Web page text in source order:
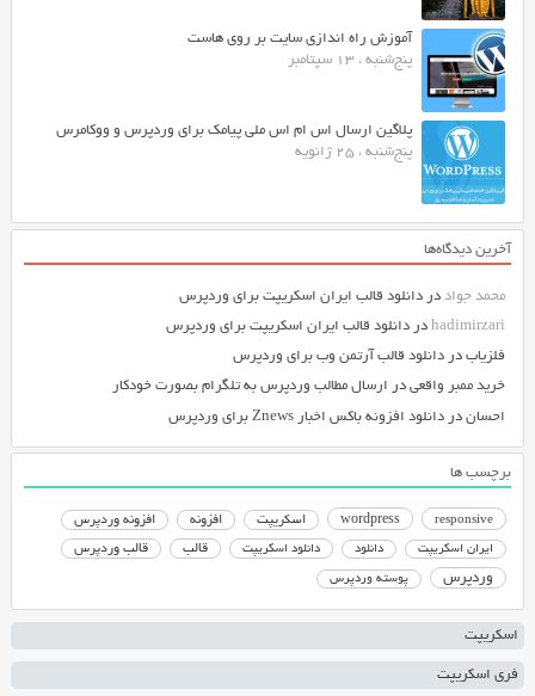
آموزش راه اندازی سایت بر روی هاست
پنج‌شنبه ، 13 سپتامبر
پلاگین ارسال اس ام اس ملی پیامک برای وردپرس و ووکامرس
پنج‌شنبه ، 25 ژانویه
آخرین دیدگاه‌ها
محمد جواددر دانلود قالب ایران اسکریپت برای وردپرس
hadimirzariدر دانلود قالب ایران اسکریپت برای وردپرس
فلزیابدر دانلود قالب آرتمن وب برای وردپرس
خرید ممبر واقعیدر ارسال مطالب وردپرس به تلگرام بصورت خودکار
احساندر دانلود افزونه باکس اخبار Znews برای وردپرس
برچسب ها
responsive
wordpress اسکریپت افزونه افزونه وردپرس
ایران اسکریپت دانلود دانلود اسکریپت قالب قالب وردپرس
وردپرس پوسته وردپرس
اسکریپت
فری اسکریپت